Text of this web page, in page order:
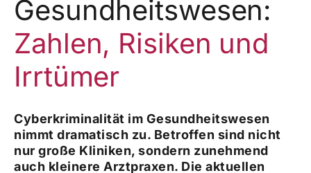
Gesundheitswesen:
Zahlen, Risiken und
Irrtümer
Cyberkriminalität im Gesundheitswesen
nimmt dramatisch zu. Betroffen sind nicht
nur große Kliniken, sondern zunehmend
auch kleinere Arztpraxen. Die aktuellen